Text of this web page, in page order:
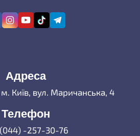
Адреса
Київ, вул. Маричанська, 4
Телефон
-257-30-76